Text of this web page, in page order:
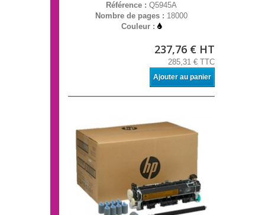
Référence : Q5945A
Nombre de pages : 18000
Couleur :
237,76 € HT
285,31 € TTC
Ajouter au panier